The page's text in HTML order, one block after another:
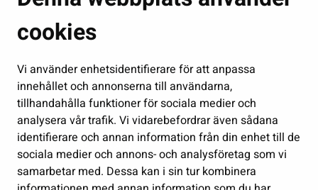
cookies
Vi använder enhetsidentifierare för att anpassa
innehållet och annonserna till användarna,
tillhandahålla funktioner för sociala medier och
analysera vår trafik. Vi vidarebefordrar även sådana
identifierare och annan information från din enhet till de
sociala medier och annons- och analysföretag som vi
samarbetar med. Dessa kan i sin tur kombinera
Fostran och utbildning
Förvaltning
Jobb och företagsamhet
Delta och sköt ärenden
Show my cookie settings
Follow us